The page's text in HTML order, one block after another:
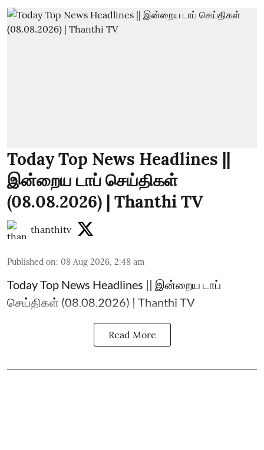
Today Top News Headlines ||
இன்றைய டாப் செய்திகள்
(08.08.2026) | Thanthi TV
thanthitv
Published on: 08 Aug 2026, 2:48 am
Today Top News Headlines || இன்றைய டாப்
செய்திகள் (08.08.2026) | Thanthi TV
Read More